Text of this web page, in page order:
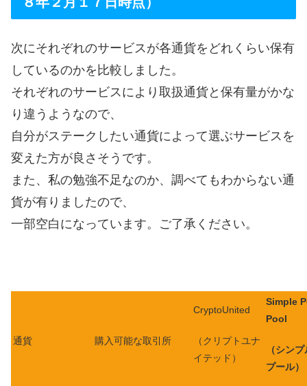
次にそれぞれのサービスが各通貨をどれくらい保有
しているのかを比較しました。
それぞれのサービスにより取扱通貨と保有量がかな
り違うようなので、
自分がステークしたい通貨によって選ぶサービスを
変えた方が良さそうです。
また、私の勉強不足なのか、調べてもわからない通
貨が有りましたので、
一部空白になっています。ご了承ください。
通貨 購入可能な取引所
CryptoUnited
（クリプトユナ
イテッド）
Simple
Pool
（シン
プール）